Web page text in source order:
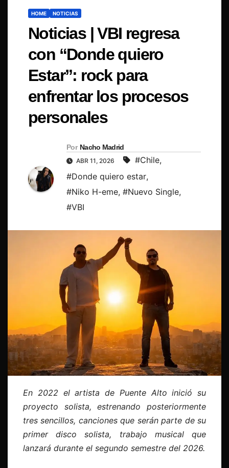
HOME NOTICIAS
Noticias | VBI regresa
con “Donde quiero
Estar”: rock para
enfrentar los procesos
personales
Por Nacho Madrid
ABR 11, 2026 #Chile,
#Donde quiero estar,
#Niko H-eme, #Nuevo Single,
#VBI
En 2022 el artista de Puente Alto inició su
proyecto solista, estrenando posteriormente
tres sencillos, canciones que serán parte de su
primer disco solista, trabajo musical que
lanzará durante el segundo semestre del 2026.